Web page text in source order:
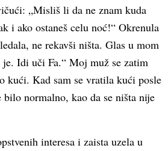
„Misliš li da ne znam kuda
i ako ostaneš celu noć!“ Okrenula
ne rekavši ništa. Glas u mom
je. Idi uči Fa.“ Moj muž se zatim
kući. Kad sam se vratila kući posle
bilo normalno, kao da se ništa nije
interesa i zaista uzela u